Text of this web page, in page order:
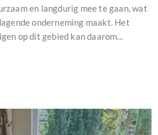
en langdurig mee te gaan, wat
onderneming maakt. Het
op dit gebied kan daarom...